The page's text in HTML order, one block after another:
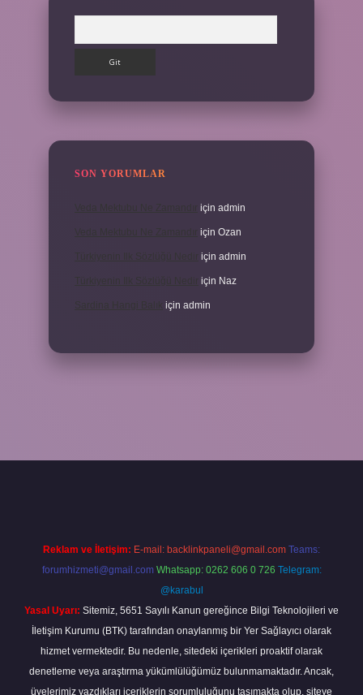
SON YORUMLAR
için admin
için Ozan
için admin
için Naz
için admin
Reklam ve İletişim: E-mail: backlinkpaneli@gmail.com Teams:
forumhizmeti@gmail.com Whatsapp: 0262 606 0 726 Telegram:
@karabul
Yasal Uyarı: Sitemiz, 5651 Sayılı Kanun gereğince Bilgi Teknolojileri ve
İletişim Kurumu (BTK) tarafından onaylanmış bir Yer Sağlayıcı olarak
hizmet vermektedir. Bu nedenle, sitedeki içerikleri proaktif olarak
denetleme veya araştırma yükümlülüğümüz bulunmamaktadır. Ancak,
üyelerimiz yazdıkları içeriklerin sorumluluğunu taşımakta olup, siteye